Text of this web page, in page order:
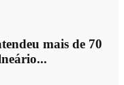
mais de 70